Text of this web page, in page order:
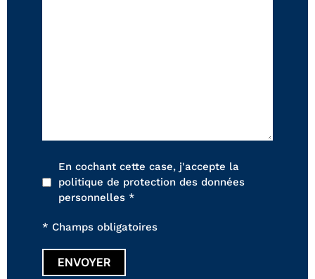
En cochant cette case, j'accepte la
politique de protection des données
personnelles *
* Champs obligatoires